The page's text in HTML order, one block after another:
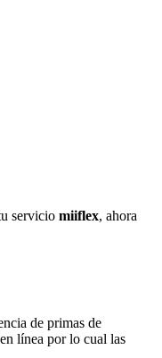
servicio miiflex, ahora
de primas de
línea por lo cual las